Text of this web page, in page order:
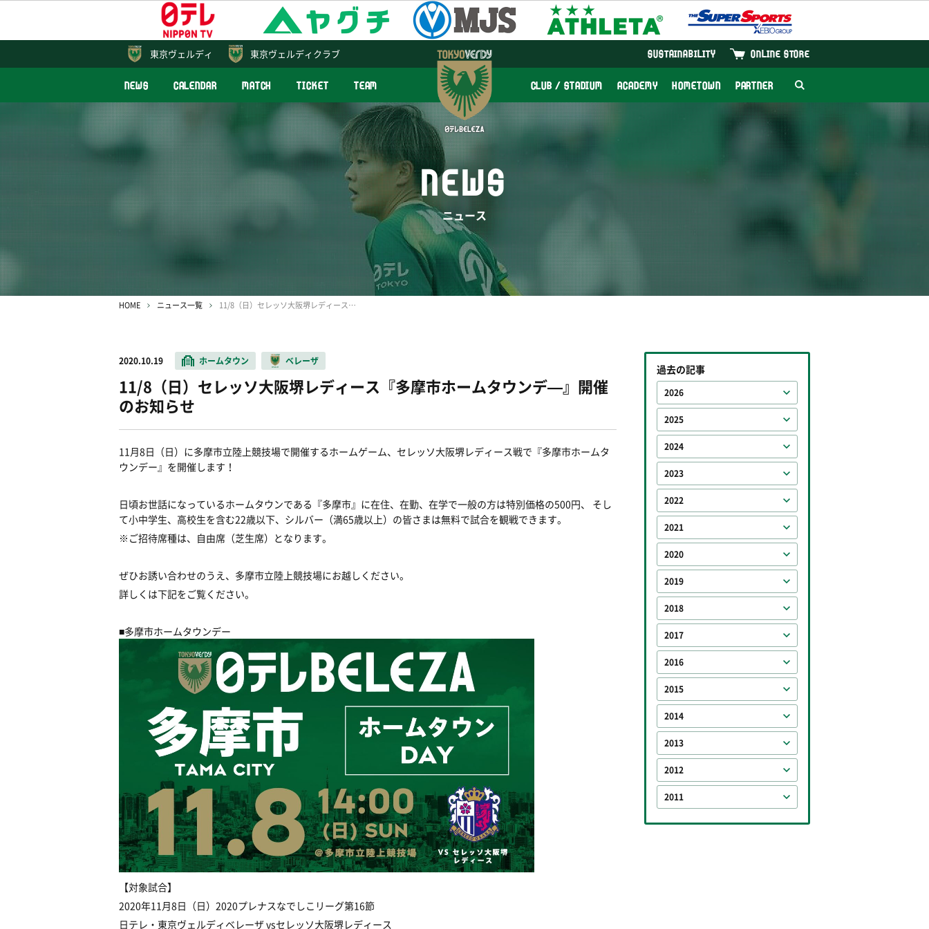
東京ヴェルディクラブ ONLINE STORE
SUSTAINABILITY
NEWS CALENDAR MATCH TICKET TEAM CLUB / STADIUM ACADEMY HOMETOWN PARTNER
東京ヴェルディ
NEWS
ニュース
HOME ニュース一覧 11/8（日）セレッソ大阪堺レディース『多摩市ホームタウンデ―』開催のお知らせ
2020.10.19 ホームタウン ベレーザ
11/8（日）セレッソ大阪堺レディース『多摩市ホームタウンデ―』開催
のお知らせ
11月8日（日）に多摩市立陸上競技場で開催するホームゲーム、セレッソ大阪堺レディース戦で『多摩市ホームタ
ウンデー』を開催します！
日頃お世話になっているホームタウンである『多摩市』に在住、在勤、在学で一般の方は特別価格の500円、 そし
て小中学生、高校生を含む22歳以下、シルバー（満65歳以上）の皆さまは無料で試合を観戦できます。
※ご招待席種は、自由席（芝生席）となります。
ぜひお誘い合わせのうえ、多摩市立陸上競技場にお越しください。
詳しくは下記をご覧ください。
■多摩市ホームタウンデー
【対象試合】
2020年11月8日（日）2020プレナスなでしこリーグ第16節
日テレ・東京ヴェルディベレーザ vsセレッソ大阪堺レディース
過去の記事
2026
2025
2024
2023
2022
2021
2020
2019
2018
2017
2016
2015
2014
2013
2012
2011